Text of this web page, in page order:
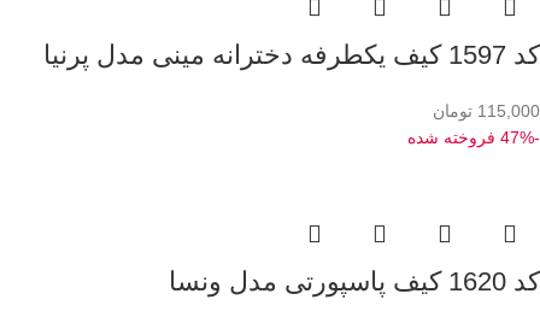
کد 1597 کیف یکطرفه دخترانه مینی مدل پرنیا
115,000 تومان
-47%
فروخته شده
کد 1620 کیف پاسپورتی مدل ونسا